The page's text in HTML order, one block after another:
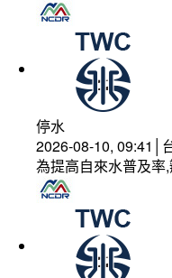
停水
2026-08-10, 09:41│
為提高自來水普及